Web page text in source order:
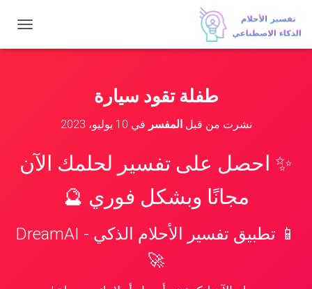
ب
ل
طفلة تقود سيارة
نشرت من قبلالمفسر في 10 يوليو، 2023
✨ احصل على تفسير لحلمك الآن
مجانًا وبشكل فوري 🔮
📱 تطبيق تفسير الأحلام الذكي - DreamAI
🚀